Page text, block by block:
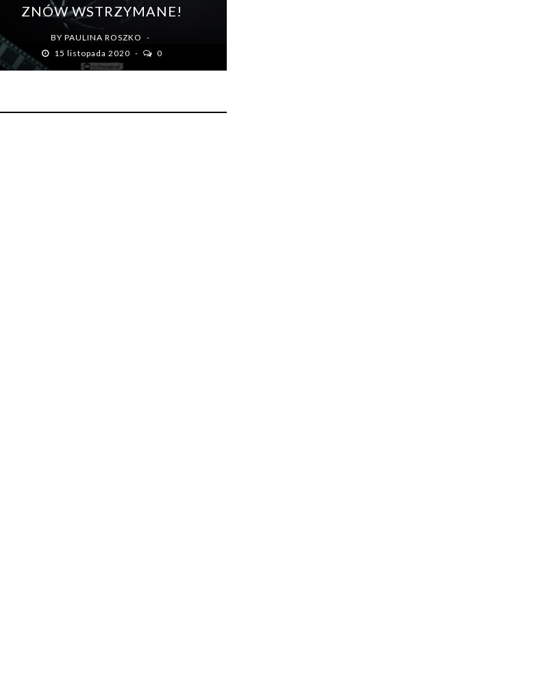
ZNÓW WSTRZYMANE!
BYPAULINA ROSZKO
15 listopada 2020
0